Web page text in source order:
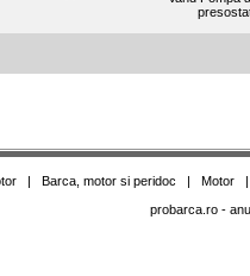
| Barca, motor si peridoc | Motor
probarca.ro-